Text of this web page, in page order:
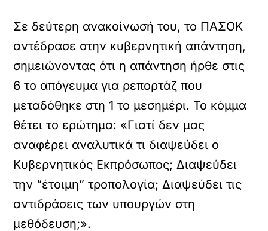
Σε δεύτερη ανακοίνωσή του, το ΠΑΣΟΚ
αντέδρασε στην κυβερνητική απάντηση,
σημειώνοντας ότι η απάντηση ήρθε στις
6 το απόγευμα για ρεπορτάζ που
μεταδόθηκε στη 1 το μεσημέρι. Το κόμμα
θέτει το ερώτημα: «Γιατί δεν μας
αναφέρει αναλυτικά τι διαψεύδει ο
Κυβερνητικός Εκπρόσωπος; Διαψεύδει
την “έτοιμη” τροπολογία; Διαψεύδει τις
αντιδράσεις των υπουργών στη
μεθόδευση;».